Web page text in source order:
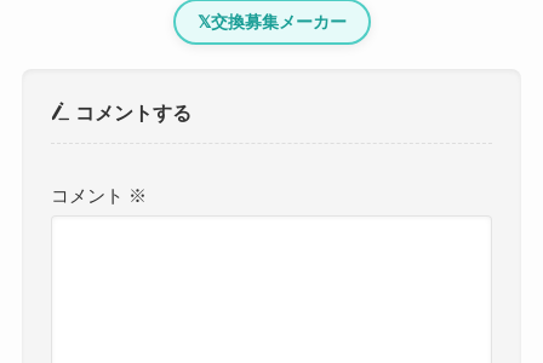
𝕏交換募集メーカー
コメントする
コメント ※